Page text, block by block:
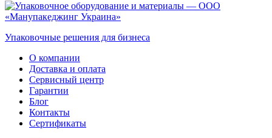
Упаковочные решения для бизнеса
О компании
Доставка и оплата
Сервисный центр
Гарантии
Блог
Контакты
Сертификаты